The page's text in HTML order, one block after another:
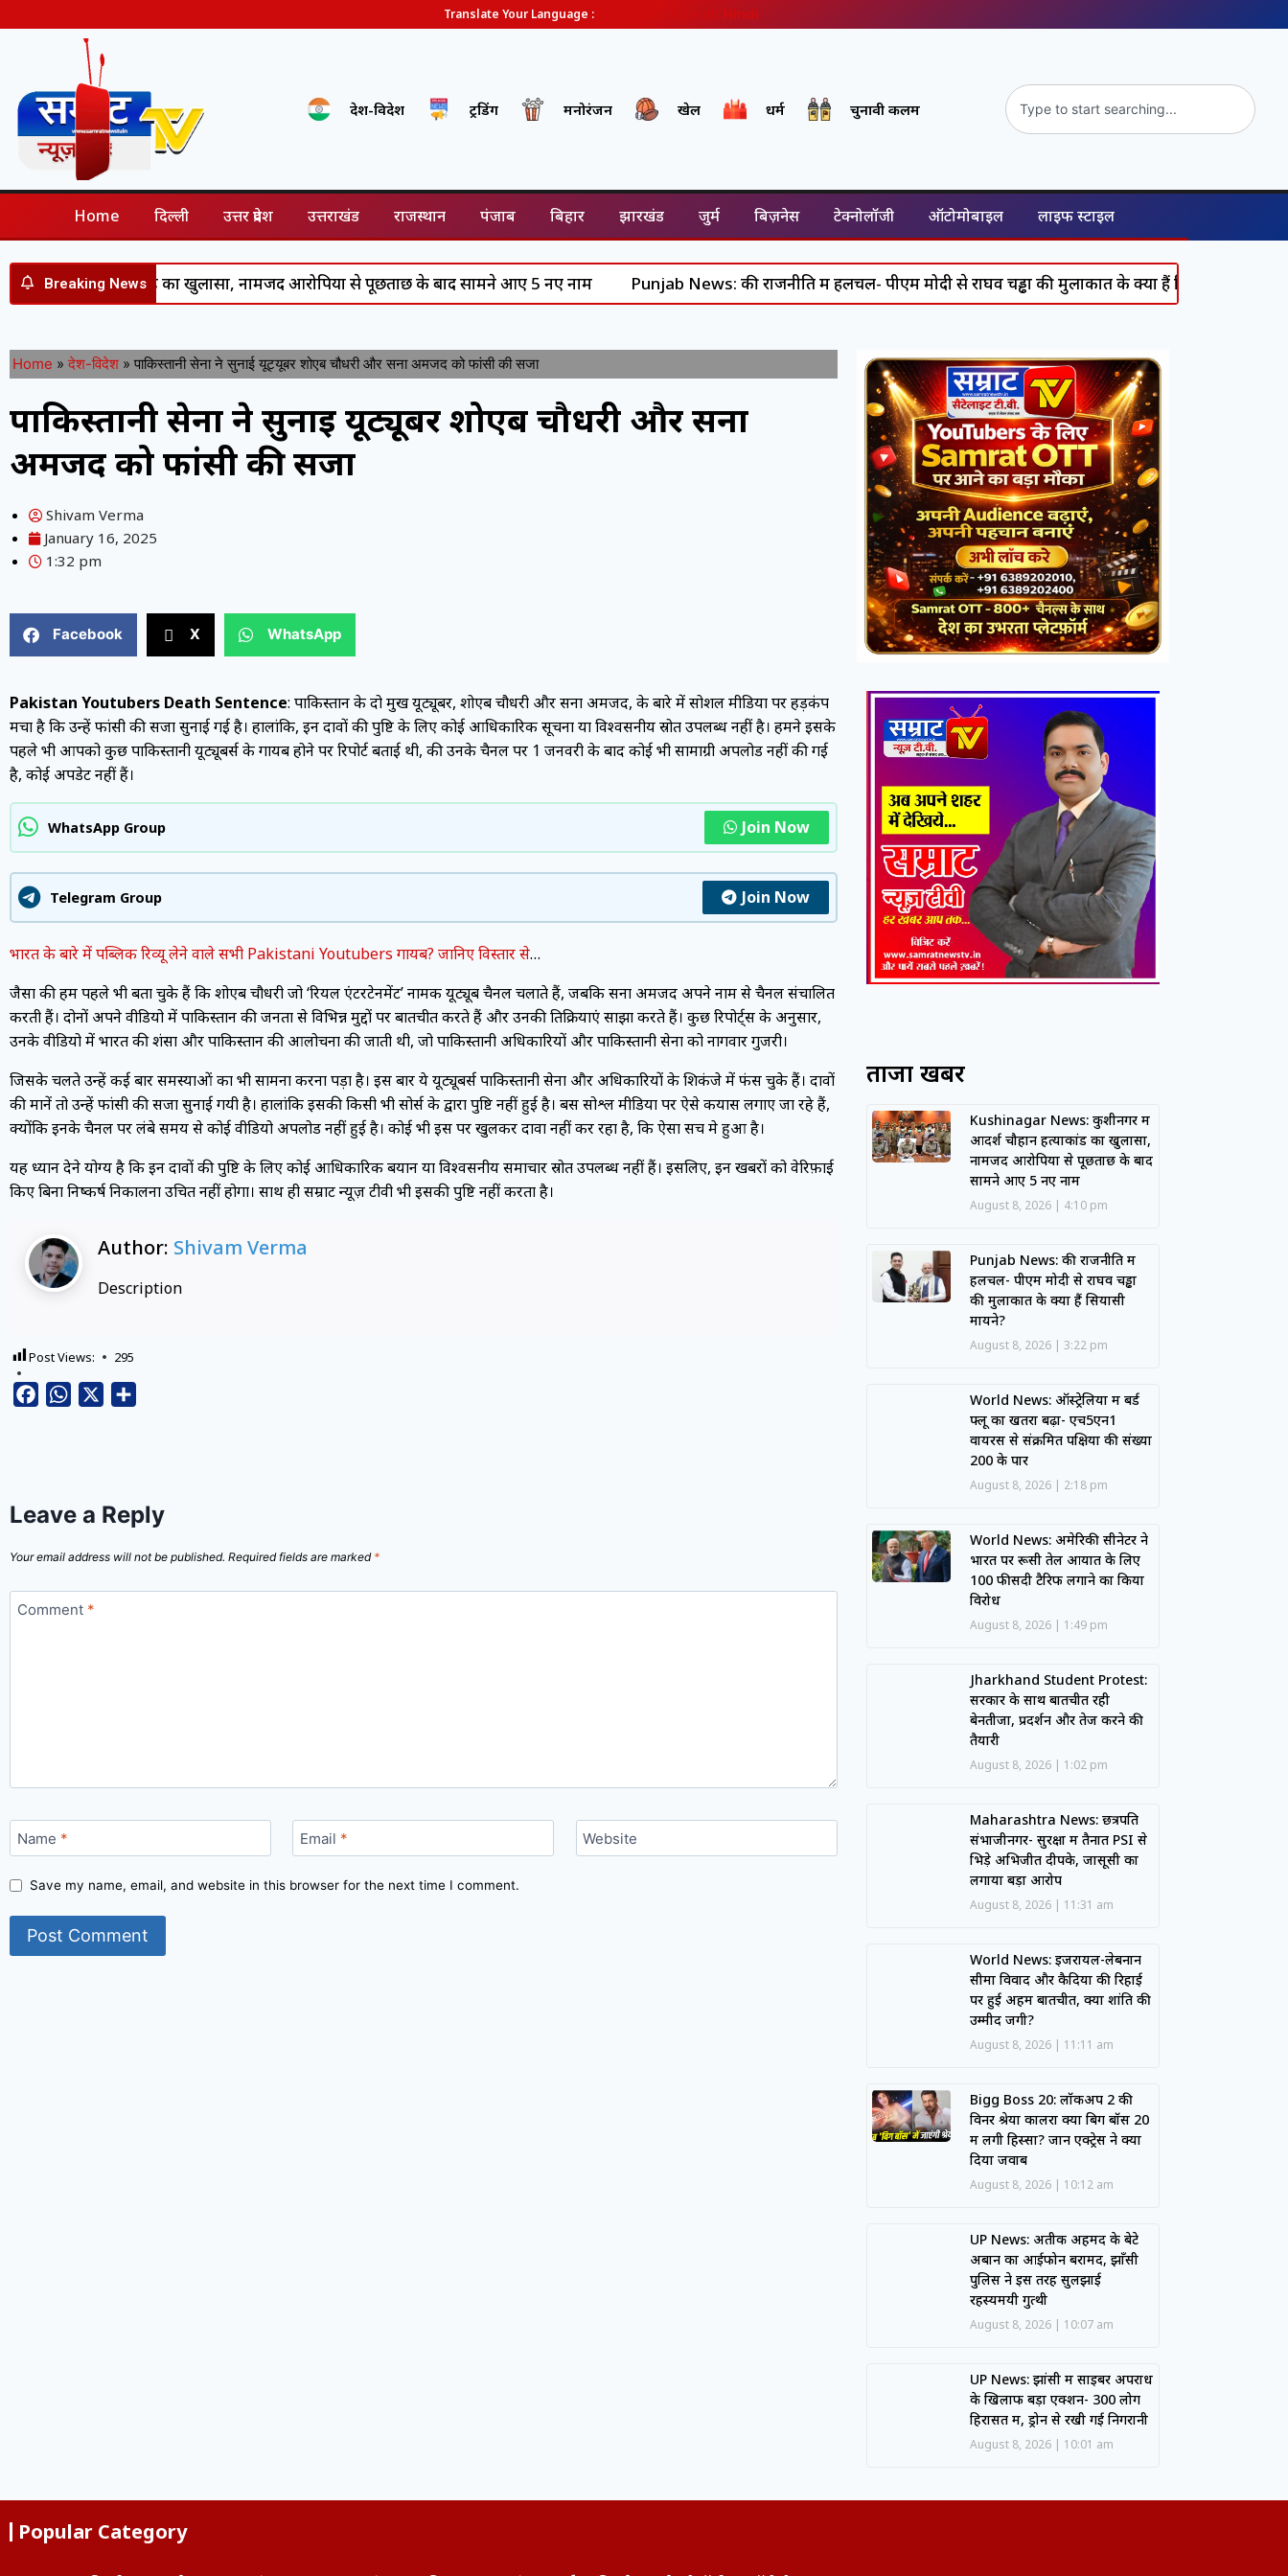
Translate Your Language : Hindi
देश-विदेश ट्रेंडिंग मनोरंजन खेल धर्म चुनावी कलम
Home दिल्ली उत्तर प्रदेश उत्तराखंड राजस्थान पंजाब बिहार झारखंड जुर्म बिज़नेस टेक्नोलॉजी ऑटोमोबाइल लाइफ स्टाइल
Breaking News
हत्याकांड का खुलासा, नामजद आरोपियों से पूछताछ के बाद सामने आए 5 नए नाम Punjab News: की राजनीति में हलचल- पीएम मोदी से राघव चड्ढा की मुलाकात के क्या हैं सियासी मायने?
Home » देश-विदेश » पाकिस्तानी सेना ने सुनाई यूट्यूबर शोएब चौधरी और सना अमजद को फांसी की सजा
पाकिस्तानी सेना ने सुनाई यूट्यूबर शोएब चौधरी और सना
अमजद को फांसी की सजा
Shivam Verma
January 16, 2025
1:32 pm
Facebook X WhatsApp
Pakistan Youtubers Death Sentence: पाकिस्तान के दो प्रमुख यूट्यूबर, शोएब चौधरी और सना अमजद, के बारे में सोशल मीडिया पर हड़कंप
मचा है कि उन्हें फांसी की सजा सुनाई गई है। हालांकि, इन दावों की पुष्टि के लिए कोई आधिकारिक सूचना या विश्वसनीय स्रोत उपलब्ध नहीं है। हमने इसके
पहले भी आपको कुछ पाकिस्तानी यूट्यूबर्स के गायब होने पर रिपोर्ट बताई थी, की उनके चैनल पर 1 जनवरी के बाद कोई भी सामाग्री अपलोड नहीं की गई
है, कोई अपडेट नहीं हैं।
WhatsApp Group Join Now
Telegram Group Join Now
भारत के बारे में पब्लिक रिव्यू लेने वाले सभी Pakistani Youtubers गायब? जानिए विस्तार से…
जैसा की हम पहले भी बता चुके हैं कि शोएब चौधरी जो ‘रियल एंटरटेनमेंट’ नामक यूट्यूब चैनल चलाते हैं, जबकि सना अमजद अपने नाम से चैनल संचालित
करती हैं। दोनों अपने वीडियो में पाकिस्तान की जनता से विभिन्न मुद्दों पर बातचीत करते हैं और उनकी प्रतिक्रियाएं साझा करते हैं। कुछ रिपोर्ट्स के अनुसार,
उनके वीडियो में भारत की प्रशंसा और पाकिस्तान की आलोचना की जाती थी, जो पाकिस्तानी अधिकारियों और पाकिस्तानी सेना को नागवार गुजरी।
जिसके चलते उन्हें कई बार समस्याओं का भी सामना करना पड़ा है। इस बार ये यूट्यूबर्स पाकिस्तानी सेना और अधिकारियों के शिकंजे में फंस चुके हैं। दावों
की मानें तो उन्हें फांसी की सजा सुनाई गयी है। हालांकि इसकी किसी भी सोर्स के द्वारा पुष्टि नहीं हुई है। बस सोश्ल मीडिया पर ऐसे कयास लगाए जा रहे हैं,
क्योंकि इनके चैनल पर लंबे समय से कोई वीडियो अपलोड नहीं हुई है। कोई भी इस पर खुलकर दावा नहीं कर रहा है, कि ऐसा सच मे हुआ है।
यह ध्यान देने योग्य है कि इन दावों की पुष्टि के लिए कोई आधिकारिक बयान या विश्वसनीय समाचार स्रोत उपलब्ध नहीं हैं। इसलिए, इन खबरों को वेरिफ़ाई
किए बिना निष्कर्ष निकालना उचित नहीं होगा। साथ ही सम्राट न्यूज़ टीवी भी इसकी पुष्टि नहीं करता है।
Author: Shivam Verma
Description
Post Views: 295
FacebookWhatsApp
Leave a Reply
Your email address will not be published. Required fields are marked *
Comment *
Name * Email * Website
Save my name, email, and website in this browser for the next time I comment.
ताजा खबरें
Kushinagar News: कुशीनगर में
आदर्श चौहान हत्याकांड का खुलासा,
नामजद आरोपियों से पूछताछ के बाद
सामने आए 5 नए नाम
August 8, 2026 4:10 pm
Punjab News: की राजनीति में
हलचल- पीएम मोदी से राघव चड्ढा
की मुलाकात के क्या हैं सियासी
मायने?
August 8, 2026 3:22 pm
World News: ऑस्ट्रेलिया में बर्ड
फ्लू का खतरा बढ़ा- एच5एन1
वायरस से संक्रमित पक्षियों की संख्या
200 के पार
August 8, 2026 2:18 pm
World News: अमेरिकी सीनेटर ने
भारत पर रूसी तेल आयात के लिए
100 फीसदी टैरिफ लगाने का किया
विरोध
August 8, 2026 1:49 pm
Jharkhand Student Protest:
सरकार के साथ बातचीत रही
बेनतीजा, प्रदर्शन और तेज करने की
तैयारी
August 8, 2026 1:02 pm
Maharashtra News: छत्रपति
संभाजीनगर- सुरक्षा में तैनात PSI से
भिड़े अभिजीत दीपके, जासूसी का
लगाया बड़ा आरोप
August 8, 2026 11:31 am
World News: इजरायल-लेबनान
सीमा विवाद और कैदियों की रिहाई
पर हुई अहम बातचीत, क्या शांति की
उम्मीद जगी?
August 8, 2026 11:11 am
Bigg Boss 20: लॉकअप 2 की
विनर श्रेया कालरा क्या बिग बॉस 20
में लेंगी हिस्सा? जानें एक्ट्रेस ने क्या
दिया जवाब
August 8, 2026 10:12 am
UP News: अतीक अहमद के बेटे
अबान का आईफोन बरामद, झाँसी
पुलिस ने इस तरह सुलझाई
रहस्यमयी गुत्थी
August 8, 2026 10:07 am
UP News: झांसी में साइबर अपराध
के खिलाफ बड़ा एक्शन- 300 लोग
हिरासत में, ड्रोन से रखी गई निगरानी
August 8, 2026 10:01 am
Popular Category